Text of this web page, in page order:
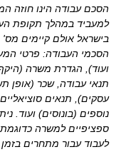
הסכם עבודה הינו חוזה
למעביד במהלך תקופת
בישראל אולם קיימים מס'
הסכמי העבודה: פרטי
ועוד), הגדרת משרה
תנאי עבודה, שכר (אופן
עסקים), תנאים
נוספים (בונוסים) ועוד.
ספציפיים למשרה
לעבוד עבור מתחרים